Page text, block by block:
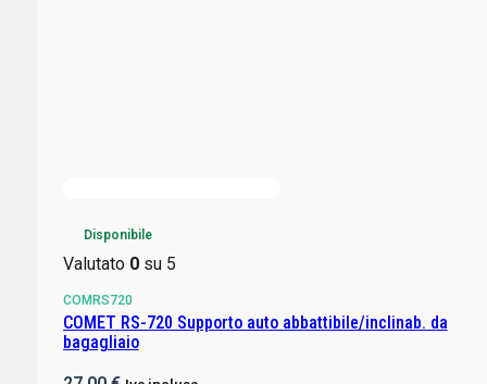
Disponibile
Valutato 0su 5
COMRS720
COMET RS-720 Supporto auto abbattibile/inclinab. da
bagagliaio